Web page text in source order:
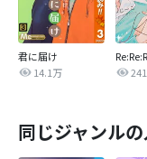
君に届け
14.1万
241
同じジャンル